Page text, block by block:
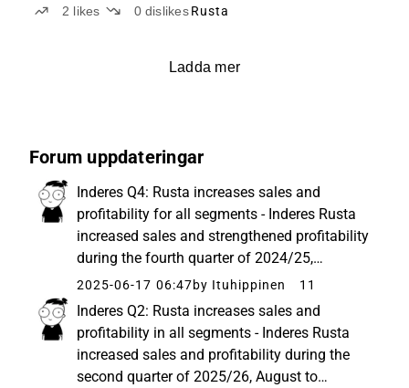
2 likes 0 dislikes Rusta
Ladda mer
Forum uppdateringar
Inderes Q4: Rusta increases sales and
profitability for all segments - Inderes Rusta
increased sales and strengthened profitability
during the fourth quarter of 2024/25,
February to April. Net sales amounted to
MSEK 2,553 (2,268), an increase of 12.6
percent compared to... Sammanfattning...
2025-06-17 06:47by Ituhippinen 11
Inderes Q2: Rusta increases sales and
profitability in all segments - Inderes Rusta
increased sales and profitability during the
second quarter of 2025/26, August to